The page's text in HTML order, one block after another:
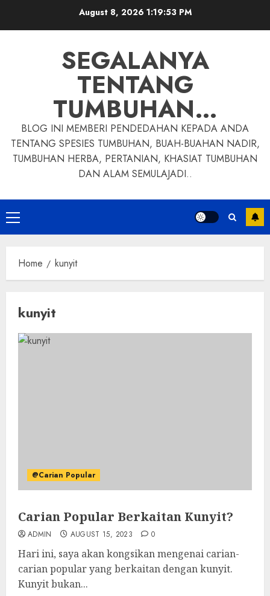
August 8, 2026 1:19:54 PM
SEGALANYA
TENTANG
TUMBUHAN…
BLOG INI MEMBERI PENDEDAHAN KEPADA ANDA
TENTANG SPESIES TUMBUHAN, BUAH-BUAHAN NADIR,
TUMBUHAN HERBA, PERTANIAN, KHASIAT TUMBUHAN
DAN ALAM SEMULAJADI..
Primary
Menu
Home kunyit
kunyit
@Carian Popular
Carian Popular Berkaitan Kunyit?
ADMIN AUGUST 15, 2023 0
Hari ini, saya akan kongsikan mengenai carian-
carian popular yang berkaitan dengan kunyit.
Kunyit bukan...